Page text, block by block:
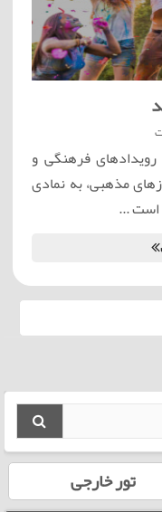
فرهنگی و
مذهبی، به نمادی
است ...
تور خارجی